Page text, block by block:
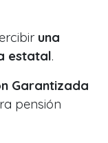
una
estatal.
Garantizada
pensión